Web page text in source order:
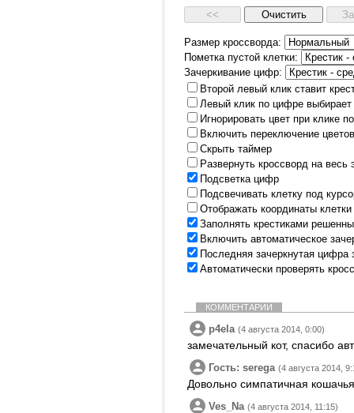
Размер кроссворда:
Пометка пустой клетки:
Зачеркивание цифр:
Второй левый клик ставит
Левый клик по цифре выбирает
Игнорировать цвет при клике
Включить переключение
Скрыть таймер
Развернуть кроссворд на
Подсветка цифр
Подсвечивать клетку под
Отображать координаты
Заполнять крестиками
Включить автоматическое
Последняя зачеркнутая цифра
Автоматически проверять
КОММЕНТАРИИ
p4ela (4 августа 2014, 0:00)
замечательный кот, спасибо
Гость: serega (4 августа 2014,
Довольно симпатичная
Ves_Na (4 августа 2014, 11:15)